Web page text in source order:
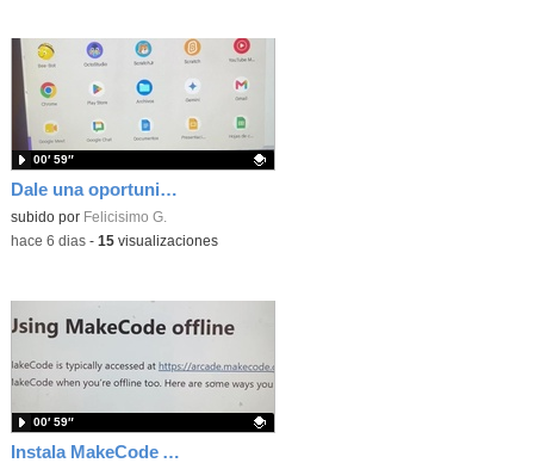
Dale una oportunidad a los Chromebooks y utiliza un proyector para realizar talleres si no tienes pantallas táctiles
Contenido educativo.
subido por Felicisimo G.
00′ 59″
-hace 6 dias- 15visualizaciones
Instala MakeCode Arcade para trabajar offline en tu tablet, ordenador, Chromebook
00′ 59″